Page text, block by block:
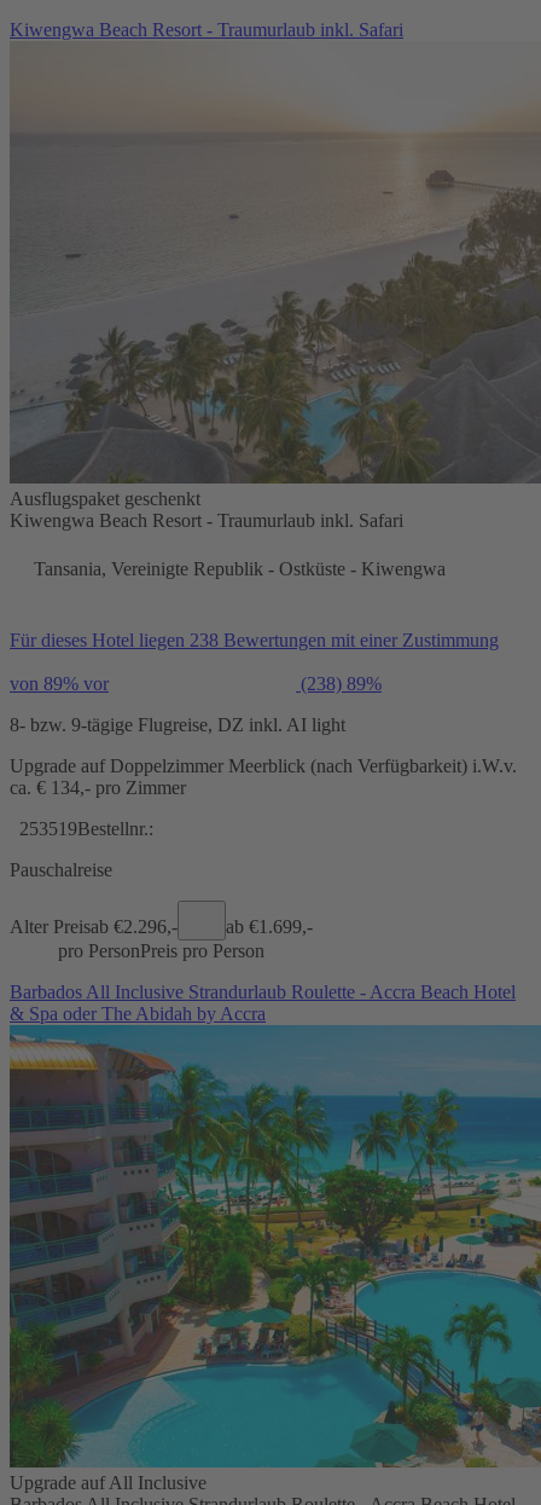
Kiwengwa Beach Resort - Traumurlaub inkl. Safari
Ausflugspaket geschenkt
Kiwengwa Beach Resort - Traumurlaub inkl. Safari
Tansania, Vereinigte Republik - Ostküste - Kiwengwa
Für dieses Hotel liegen 238 Bewertungen mit einer Zustimmung
von 89% vor (238) 89%
8- bzw. 9-tägige Flugreise, DZ inkl. AI light
Upgrade auf Doppelzimmer Meerblick (nach Verfügbarkeit) i.W.v.
ca. € 134,- pro Zimmer
253519Bestellnr.:
Pauschalreise
Alter Preisab €2.296,- ab €1.699,-
pro PersonPreis pro Person
Barbados All Inclusive Strandurlaub Roulette - Accra Beach Hotel
& Spa oder The Abidah by Accra
Upgrade auf All Inclusive